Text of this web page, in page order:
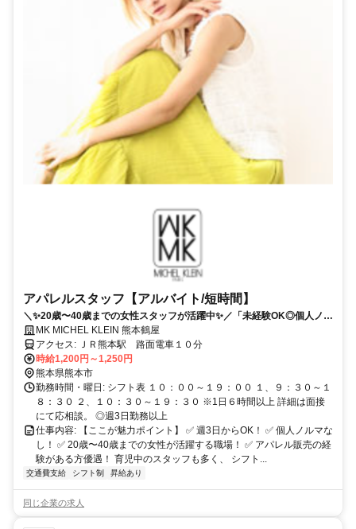
アパレルスタッフ【アルバイト/短時間】
＼✨20歳〜40歳までの女性スタッフが活躍中✨／「未経験OK◎個人ノル
マなし◎」履歴書必要✅
MK MICHEL KLEIN 熊本鶴屋
アクセス: ＪＲ熊本駅 路面電車１０分
時給1,200円～1,250円
熊本県熊本市
勤務時間・曜日: シフト表 １０：００～１９：００ １、９：３０～１
８：３０ ２、１０：３０～１９：３０ ※1日６時間以上 詳細は面接
にて応相談。 ◎週3日勤務以上
仕事内容: 【ここが魅力ポイント】 ✅ 週3日からOK！ ✅ 個人ノルマな
し！ ✅ 20歳〜40歳までの女性が活躍する職場！ ✅ アパレル販売の経
験がある方優遇！ 育児中のスタッフも多く、 シフト...
交通費支給 シフト制 昇給あり
同じ企業の求人